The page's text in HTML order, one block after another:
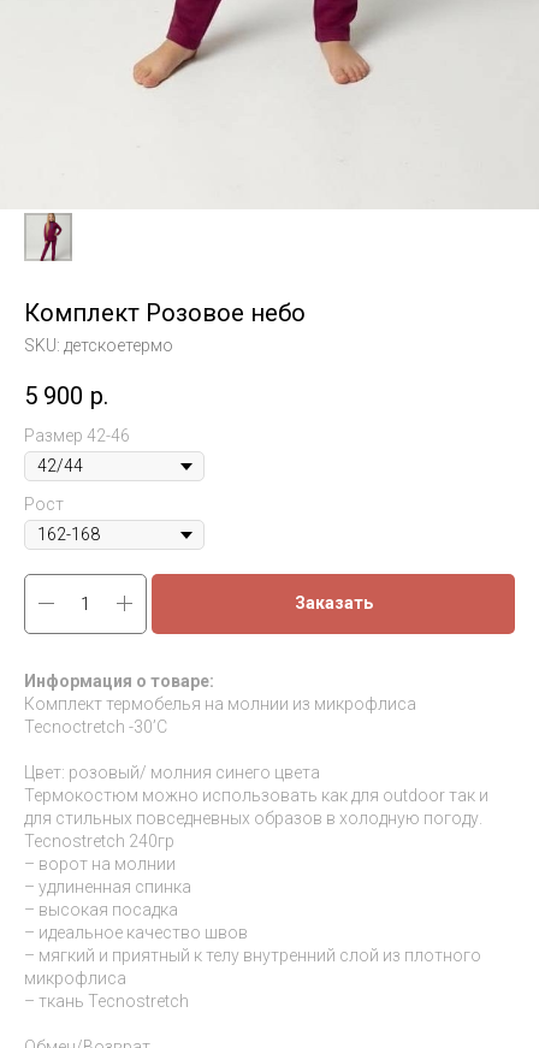
Комплект Розовое небо
SKU: детскоетермо
5 900 р.
Размер 42-46
Рост
Заказать
Информация о товаре:
Комплект термобелья на молнии из микрофлиса
Tecnoctretch -30’C
Цвет: розовый/ молния синего цвета
Термокостюм можно использовать как для outdoor так и
для стильных повседневных образов в холодную погоду.
Tecnostretch 240гр
– ворот на молнии
– удлиненная спинка
– высокая посадка
– идеальное качество швов
– мягкий и приятный к телу внутренний слой из плотного
микрофлиса
– ткань Tecnostretch